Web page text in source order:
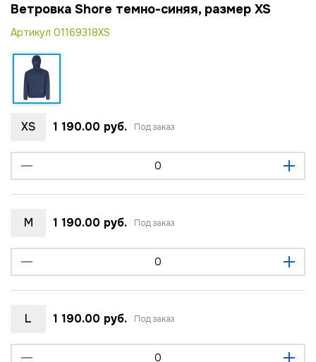
Ветровка Shore темно-синяя, размер XS
Артикул 01169318XS
XS 1 190.00 руб. Под заказ
M 1 190.00 руб. Под заказ
L 1 190.00 руб. Под заказ